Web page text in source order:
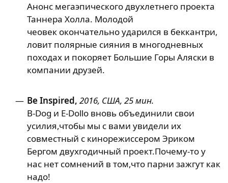
Анонс мегаэпического двухлетнего проекта
Таннера Холла. Молодой
чеовек окончательно ударился в беккантри,
ловит полярные сияния в многодневных
походах и покоряет Большие Горы Аляски в
компании друзей.
Be Inspired, 2016, США, 25 мин.​
B-Dog и E-Dollo вновь объединили свои
усилия,чтобы мы с вами увидели их
совместный с кинорежиссером Эриком
Бергом двухгодичный проект.Почему-то у
нас нет сомнений в том,что парни зажгут как
надо!